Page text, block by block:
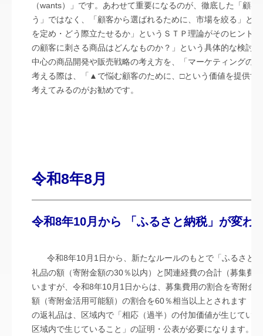
（wants）」です。あわせて重要になるのが、徹底した「顧
う」ではなく、「顧客から選ばれるために、市場を絞る」と
を定め・どう際立たせるか」というＳＴＰ理論がそのヒント
の顧客に刺さる商品はどんなものか？」という具体的な検討
中心の商品開発や販売戦略の考え方を、「マーケティングの
考える際は、「▲で悩む顧客のために、□という価値を提供す
考えてみるのがお勧めです。
令和8年8月
令和8年10月から 「ふるさと納税」が変わ
令和8年10月1日から、新たなルールのもとで「ふるさと
礼品の額（寄附金額の30％以内）と関連経費の合計（募集費
いますが、令和8年10月1日からは、募集費用の割合を寄附金
額（寄附金活用可能額）の割合を60％相当以上とされます（
の返礼品は、区域内で「相応（過半）の付加価値が生じてい
区域内で生じていること」の証明・公表が必要になります